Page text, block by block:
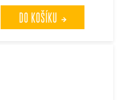
DO KOŠÍKU